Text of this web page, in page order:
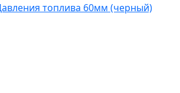
топлива 60мм (черный)